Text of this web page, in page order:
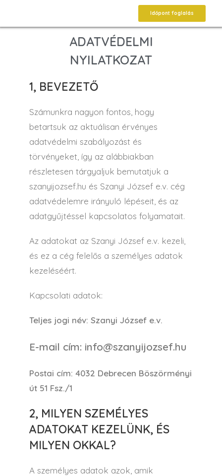
Időpont foglalás
ADATVÉDELMI
NYILATKOZAT
1, BEVEZETŐ
Számunkra nagyon fontos, hogy
betartsuk az aktuálisan érvényes
adatvédelmi szabályozást és
törvényeket, így az alábbiakban
részletesen tárgyaljuk bemutatjuk a
szanyijozsef.hu és Szanyi József e.v. cég
adatvédelemre irányuló lépéseit, és az
adatgyűjtéssel kapcsolatos folyamatait.
Az adatokat az Szanyi József e.v. kezeli,
és ez a cég felelős a személyes adatok
kezeléséért.
Kapcsolati adatok:
Teljes jogi név: Szanyi József e.v.
E-mail cím: info@szanyijozsef.hu
Postai cím: 4032 Debrecen Böszörményi
út 51 Fsz./1
2, MILYEN SZEMÉLYES
ADATOKAT KEZELÜNK, ÉS
MILYEN OKKAL?
A személyes adatok azok, amik